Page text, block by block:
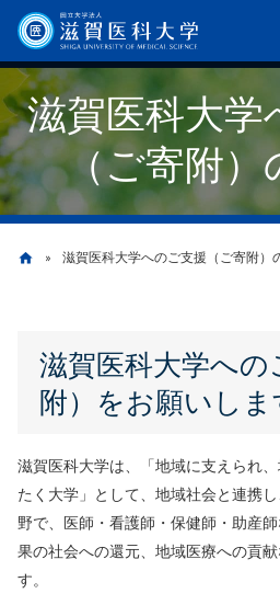
ン
コ
ン
ン
ツ
滋賀医科大学
（ご寄附）
ン
く
ず
home 滋賀医科大学へのご支援（ご寄附）
滋賀医科大学への
附）をお願いしま
滋賀医科大学は、「地域に支えられ
たく大学」として、地域社会と連携
野で、医師・看護師・保健師・助産
果の社会への還元、地域医療への貢
す。